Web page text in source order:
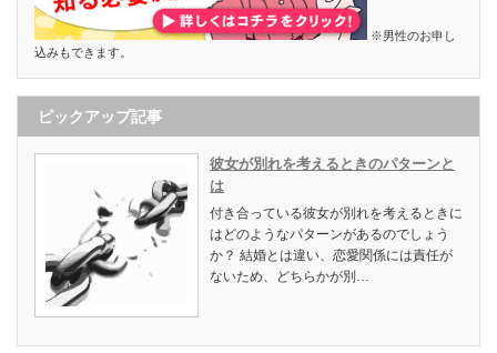
※男性のお申し
込みもできます。
ピックアップ記事
彼女が別れを考えるときのパターンと
は
付き合っている彼女が別れを考えるときに
はどのようなパターンがあるのでしょう
か？ 結婚とは違い、恋愛関係には責任が
ないため、どちらかが別…